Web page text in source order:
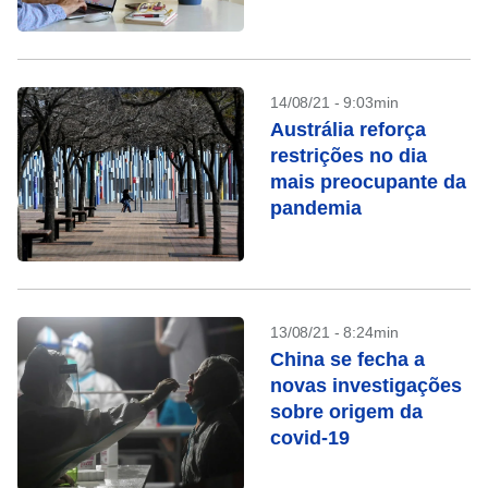
14/08/21 - 9:03min
Austrália reforça
restrições no dia
mais preocupante da
pandemia
13/08/21 - 8:24min
China se fecha a
novas investigações
sobre origem da
covid-19